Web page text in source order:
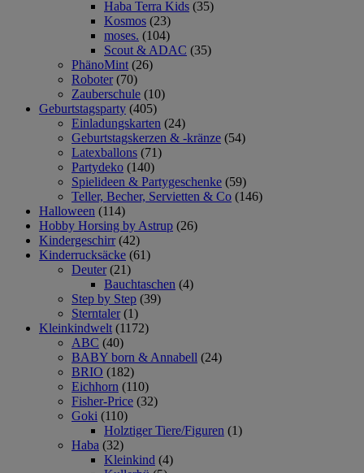
Haba Terra Kids (35)
Kosmos (23)
moses. (104)
Scout & ADAC (35)
PhänoMint (26)
Roboter (70)
Zauberschule (10)
Geburtstagsparty (405)
Einladungskarten (24)
Geburtstagskerzen & -kränze (54)
Latexballons (71)
Partydeko (140)
Spielideen & Partygeschenke (59)
Teller, Becher, Servietten & Co (146)
Halloween (114)
Hobby Horsing by Astrup (26)
Kindergeschirr (42)
Kinderrucksäcke (61)
Deuter (21)
Bauchtaschen (4)
Step by Step (39)
Sterntaler (1)
Kleinkindwelt (1172)
ABC (40)
BABY born & Annabell (24)
BRIO (182)
Eichhorn (110)
Fisher-Price (32)
Goki (110)
Holztiger Tiere/Figuren (1)
Haba (32)
Kleinkind (4)